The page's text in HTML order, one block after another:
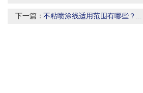
下一篇：不粘喷涂线适用范围有哪些？...